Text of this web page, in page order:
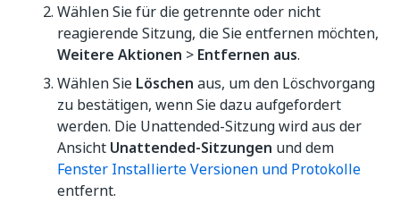
Wählen Sie für die getrennte oder nicht
reagierende Sitzung, die Sie entfernen möchten,
Weitere Aktionen > Entfernen aus.
Wählen Sie Löschen aus, um den Löschvorgang
zu bestätigen, wenn Sie dazu aufgefordert
werden. Die Unattended-Sitzung wird aus der
Ansicht Unattended-Sitzungen und dem
Fenster Installierte Versionen und Protokolle
entfernt.